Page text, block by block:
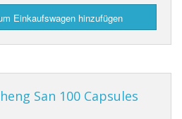
Einkaufswagen hinzufügen
San 100 Capsules